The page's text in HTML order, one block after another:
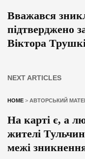
Вважався
підтверджено
Віктора
NEXT ARTICLES
HOME > АВТОРСЬКИЙ
На карті є, а
жителі
межі